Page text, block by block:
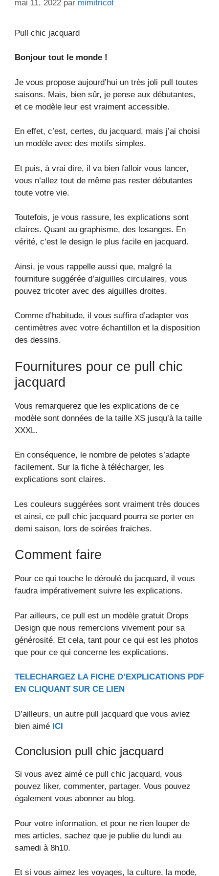
mai 11, 2022 par mimitricot
Pull chic jacquard
Bonjour tout le monde !
Je vous propose aujourd’hui un très joli pull toutes
saisons. Mais, bien sûr, je pense aux débutantes,
et ce modèle leur est vraiment accessible.
En effet, c’est, certes, du jacquard, mais j’ai choisi
un modèle avec des motifs simples.
Et puis, à vrai dire, il va bien falloir vous lancer,
vous n’allez tout de même pas rester débutantes
toute votre vie.
Toutefois, je vous rassure, les explications sont
claires. Quant au graphisme, des losanges. En
vérité, c’est le design le plus facile en jacquard.
Ainsi, je vous rappelle aussi que, malgré la
fourniture suggérée d’aiguilles circulaires, vous
pouvez tricoter avec des aiguilles droites.
Comme d’habitude, il vous suffira d’adapter vos
centimètres avec votre échantillon et la disposition
des dessins.
Fournitures pour ce pull chic
jacquard
Vous remarquerez que les explications de ce
modèle sont données de la taille XS jusqu’à la taille
XXXL.
En conséquence, le nombre de pelotes s’adapte
facilement. Sur la fiche à télécharger, les
explications sont claires.
Les couleurs suggérées sont vraiment très douces
et ainsi, ce pull chic jacquard pourra se porter en
demi saison, lors de soirées fraiches.
Comment faire
Pour ce qui touche le déroulé du jacquard, il vous
faudra impérativement suivre les explications.
Par ailleurs, ce pull est un modèle gratuit Drops
Design que nous remercions vivement pour sa
générosité. Et cela, tant pour ce qui est les photos
que pour ce qui concerne les explications.
TELECHARGEZ LA FICHE D’EXPLICATIONS PDF
EN CLIQUANT SUR CE LIEN
D’ailleurs, un autre pull jacquard que vous aviez
bien aimé ICI
Conclusion pull chic jacquard
Si vous avez aimé ce pull chic jacquard, vous
pouvez liker, commenter, partager. Vous pouvez
également vous abonner au blog.
Pour votre information, et pour ne rien louper de
mes articles, sachez que je publie du lundi au
samedi à 8h10.
Et si vous aimez les voyages, la culture, la mode,